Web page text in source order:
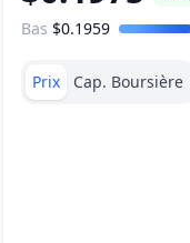
Plage de prix
Bas $0.1959
Prix Cap. Boursière